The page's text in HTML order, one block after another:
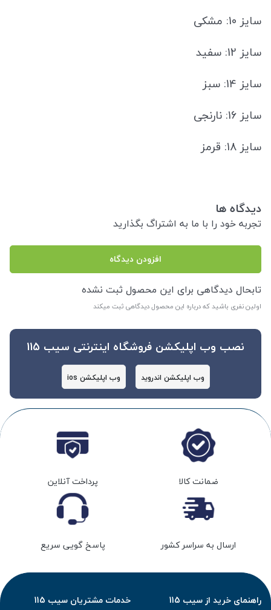
سایز 10: مشکی
سایز 12: سفید
سایز 14: سبز
سایز 16: نارنجی
سایز 18: قرمز
دیدگاه ها
تجربه خود را با ما به اشتراگ بگذارید
افزودن دیدگاه
تابحال دیدگاهی برای این محصول ثبت نشده
اولین نفری باشید که درباره این محصول دیدگاهی ثبت میکند
نصب وب اپلیکشن فروشگاه اینترنتی سیب 115
وب اپلیکشن اندروید وب اپلیکشن ios
ضمانت کالا پرداخت آنلاین
ارسال به سراسر کشور پاسخ گویی سریع
راهنمای خرید از سیب 115 خدمات مشتریان سیب 115